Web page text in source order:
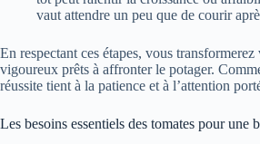
vaut attendre un peu que de courir
En respectant ces étapes, vous
vigoureux prêts à affronter le potager.
réussite tient à la patience et à l’attention
Les besoins essentiels des tomates pour une